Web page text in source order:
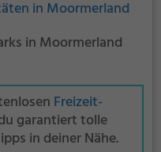
in Moormerland
in Moormerland
Freizeit-
garantiert tolle
in deiner Nähe.